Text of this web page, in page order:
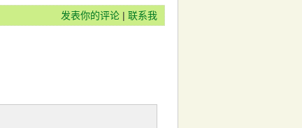
发表你的评论 | 联系我